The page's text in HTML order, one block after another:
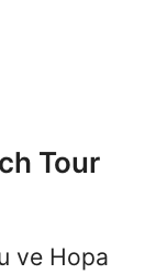
Tour
ve Hopa